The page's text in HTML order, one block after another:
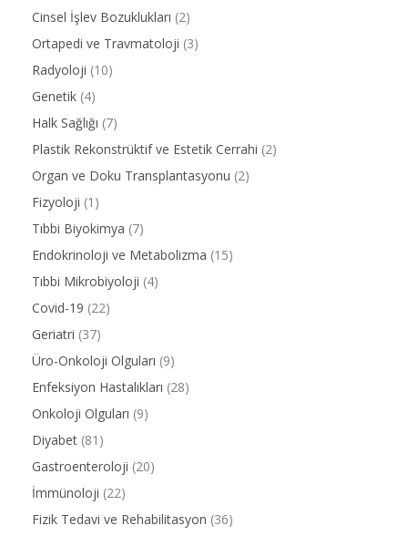
Cinsel İşlev Bozuklukları (2)
Ortapedi ve Travmatoloji (3)
Radyoloji (10)
Genetik (4)
Halk Sağlığı (7)
Plastik Rekonstrüktif ve Estetik Cerrahi (2)
Organ ve Doku Transplantasyonu (2)
Fizyoloji (1)
Tıbbi Biyokimya (7)
Endokrinoloji ve Metabolizma (15)
Tıbbi Mikrobiyoloji (4)
Covid-19 (22)
Geriatri (37)
Üro-Onkoloji Olguları (9)
Enfeksiyon Hastalıkları (28)
Onkoloji Olguları (9)
Diyabet (81)
Gastroenteroloji (20)
İmmünoloji (22)
Fizik Tedavi ve Rehabilitasyon (36)